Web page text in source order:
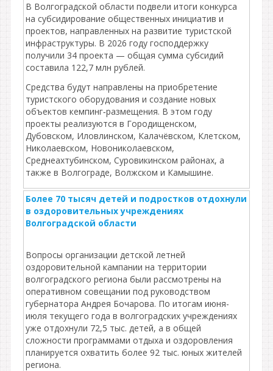
В Волгоградской области подвели итоги конкурса
на субсидирование общественных инициатив и
проектов, направленных на развитие туристской
инфраструктуры. В 2026 году господдержку
получили 34 проекта — общая сумма субсидий
составила 122,7 млн рублей.
Средства будут направлены на приобретение
туристского оборудования и создание новых
объектов кемпинг‑размещения. В этом году
проекты реализуются в Городищенском,
Дубовском, Иловлинском, Калачёвском, Клетском,
Николаевском, Новониколаевском,
Среднеахтубинском, Суровикинском районах, а
также в Волгограде, Волжском и Камышине.
Более 70 тысяч детей и подростков отдохнули
в оздоровительных учреждениях
Волгоградской области
Вопросы организации детской летней
оздоровительной кампании на территории
волгоградского региона были рассмотрены на
оперативном совещании под руководством
губернатора Андрея Бочарова. По итогам июня-
июля текущего года в волгоградских учреждениях
уже отдохнули 72,5 тыс. детей, а в общей
сложности программами отдыха и оздоровления
планируется охватить более 92 тыс. юных жителей
региона.